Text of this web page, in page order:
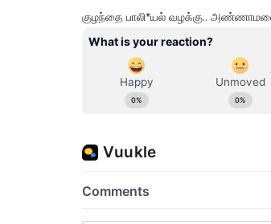
குழந்தை பாலி*யல் வழக்கு.. அண்ணாமலை